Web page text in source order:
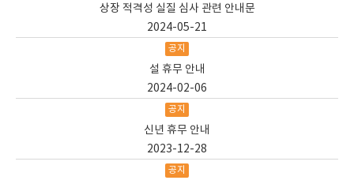
상장 적격성 실질 심사 관련 안내문
2024-05-21
공지
설 휴무 안내
2024-02-06
공지
신년 휴무 안내
2023-12-28
공지